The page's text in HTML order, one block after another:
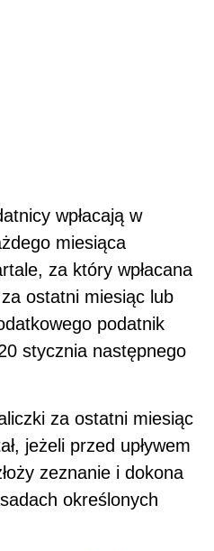
wpłacają w
miesiąca
za który wpłacana
ostatni miesiąc lub
podatnik
stycznia następnego
za ostatni miesiąc
jeżeli przed upływem
zeznanie i dokona
określonych